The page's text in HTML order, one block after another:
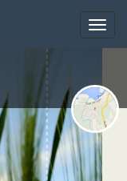
Toggle
Toggle